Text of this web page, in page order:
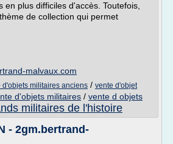
en plus difficiles d'accès. Toutefois,
de collection qui permet
malvaux.com
d'objets militaires anciens / vente d'objet
d'objets militaires / vente d objets
militaires de l'histoire
- 2gm.bertrand-